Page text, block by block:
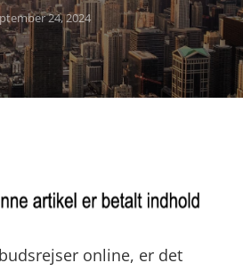
24, 2024
online, er det